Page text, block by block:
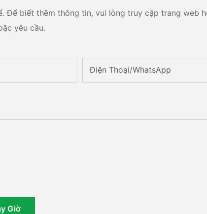
Để biết thêm thông tin, vui lòng truy cập trang web
yêu cầu.
Điện Thoại/WhatsApp
Giờ